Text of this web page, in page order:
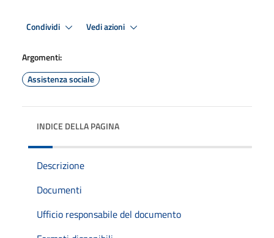
Condividi Vedi azioni
Argomenti:
Assistenza sociale
INDICE DELLA PAGINA
Descrizione
Documenti
Ufficio responsabile del documento